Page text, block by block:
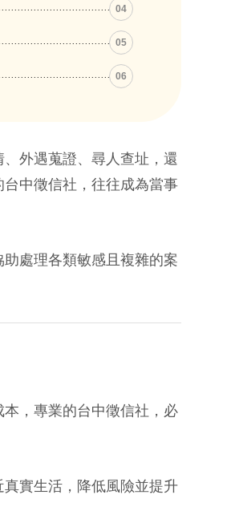
04
05
06
外遇蒐證、尋人查址，還
中徵信社，往往成為當事
處理各類敏感且複雜的案
，專業的台中徵信社，必
實生活，降低風險並提升